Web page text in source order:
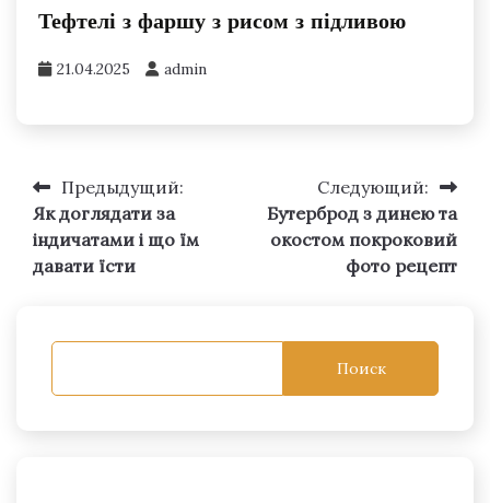
Тефтелі з фаршу з рисом з підливою
21.04.2025 admin
Навигация
по
записям
Предыдущий:
Як доглядати за
індичатами і що їм
давати їсти
Следующий:
Бутерброд з динею та
окостом покроковий
фото рецепт
Поиск